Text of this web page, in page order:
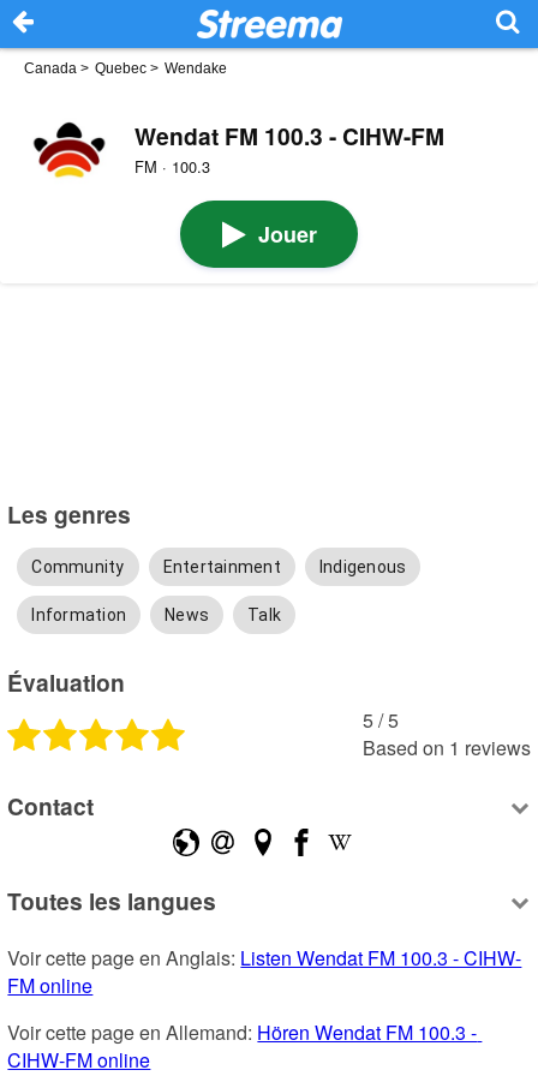
Canada > Quebec > Wendake
Wendat FM 100.3 - CIHW-FM
FM · 100.3
Jouer
Les genres
Community Entertainment Indigenous
Information News Talk
Évaluation
5 /5
Based on 1 reviews
Contact
Toutes les langues
Voir cette page en Anglais: Listen Wendat FM 100.3 - CIHW-
FM online
Voir cette page en Allemand: Hören Wendat FM 100.3 -
CIHW-FM online